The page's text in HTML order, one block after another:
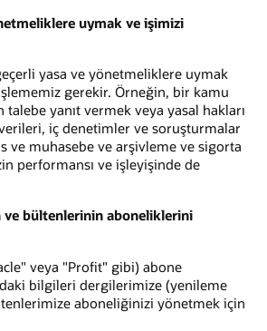
uymak ve işimizi
yasa ve yönetmeliklere uymak
gerekir. Örneğin, bir kamu
yanıt vermek veya yasal hakları
iç denetimler ve soruşturmalar
ve muhasebe ve arşivleme ve sigorta
performansı ve işleyişinde de
ve bültenlerinin aboneliklerini
veya "Profit" gibi) abone
bilgileri dergilerimize (yenileme
aboneliğinizi yönetmek için